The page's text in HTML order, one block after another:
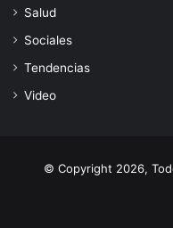
Salud
Sociales
Tendencias
Video
© Copyright 2026,